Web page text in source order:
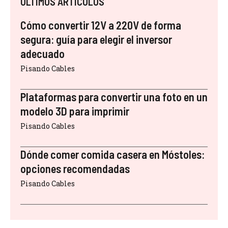
Cómo convertir 12V a 220V de forma
segura: guía para elegir el inversor
adecuado
Pisando Cables
Plataformas para convertir una foto en un
modelo 3D para imprimir
Pisando Cables
Dónde comer comida casera en Móstoles:
opciones recomendadas
Pisando Cables